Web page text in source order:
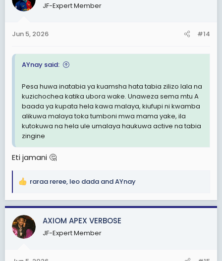
i
s
JF-Expert Member
Jun 5, 2026 #14
AYnay said:
Pesa huwa inatabia ya kuamsha hata tabia zilizo lala na
kuzichochea katika ubora wake. Unaweza sema mtu A
baada ya kupata hela kawa malaya, kiufupi ni kwamba
alikuwa malaya toka tumboni mwa mama yake, ila
kutokuwa na hela ule umalaya haukuwa active na tabia
zingine
Eti jamani 🤔
R
a
c
t
i
raraa reree, leo dada andAYnay
AXIOM APEX VERBOSE
JF-Expert Member